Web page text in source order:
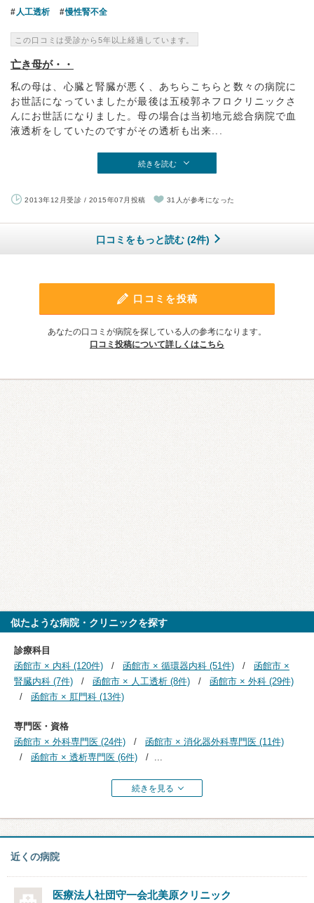
人工透析 慢性腎不全
この口コミは受診から5年以上経過しています。
亡き母が・・
私の母は、心臓と腎臓が悪く、あちらこちらと数々の病院に
お世話になっていましたが最後は五稜郭ネフロクリニックさ
んにお世話になりました。母の場合は当初地元総合病院で血
液透析をしていたのですがその透析も出来...
続きを読む
2013年12月受診 / 2015年07月投稿 31人が参考になった
口コミをもっと読む (2件)
口コミを投稿
あなたの口コミが病院を探している人の参考になります。
口コミ投稿について詳しくはこちら
似たような病院・クリニックを探す
診療科目
函館市 × 内科 (120件)
函館市 × 循環器内科 (51件)
函館市 ×
腎臓内科 (7件)
函館市 × 人工透析 (8件)
函館市 × 外科 (29件)
函館市 × 肛門科 (13件)
専門医・資格
函館市 × 外科専門医 (24件)
函館市 × 消化器外科専門医 (11件)
函館市 × 透析専門医 (6件)
続きを見る
近くの病院
医療法人社団守一会北美原クリニック